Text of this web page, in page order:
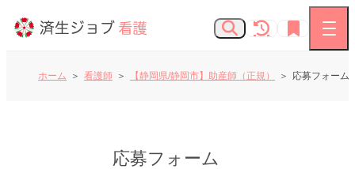
ホーム 看護師 【静岡県/静岡市】助産師（正規） 応募フォーム
応募フォーム